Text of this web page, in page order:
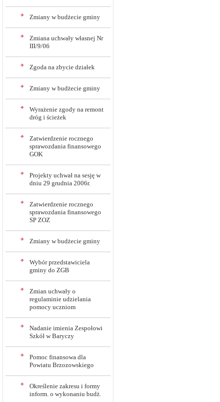
Zmiany w budżecie gminy
Zmiana uchwały własnej Nr
III/9/06
Zgoda na zbycie działek
Zmiany w budżecie gminy
Wyrażenie zgody na remont
dróg i ścieżek
Zatwierdzenie rocznego
sprawozdania finansowego
GOK
Projekty uchwał na sesję w
dniu 29 grudnia 2006r.
Zatwierdzenie rocznego
sprawozdania finansowego
SP ZOZ
Zmiany w budżecie gminy
Wybór przedstawiciela
gminy do ZGB
Zmian uchwały o
regulaminie udzielania
pomocy uczniom
Nadanie imienia Zespołowi
Szkół w Baryczy
Pomoc finansowa dla
Powiatu Brzozowskiego
Określenie zakresu i formy
inform. o wykonaniu budż.